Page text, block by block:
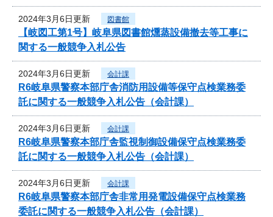
2024年3月6日更新 図書館
【岐図工第1号】岐阜県図書館燻蒸設備撤去等工事に
関する一般競争入札公告
2024年3月6日更新 会計課
R6岐阜県警察本部庁舎消防用設備等保守点検業務委
託に関する一般競争入札公告（会計課）
2024年3月6日更新 会計課
R6岐阜県警察本部庁舎監視制御設備保守点検業務委
託に関する一般競争入札公告（会計課）
2024年3月6日更新 会計課
R6岐阜県警察本部庁舎非常用発電設備保守点検業務
委託に関する一般競争入札公告（会計課）